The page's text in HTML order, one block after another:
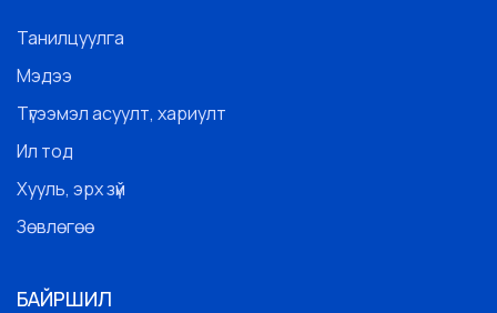
Танилцуулга
Мэдээ
Түгээмэл асуулт, хариулт
Ил тод
Хууль, эрх зүй
Зөвлөгөө
БАЙРШИЛ